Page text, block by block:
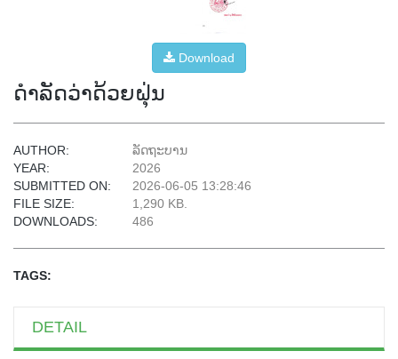
Download
ດຳລັດວ່າດ້ວຍຝຸ່ນ
AUTHOR:
ລັດຖະບານ
YEAR:
2026
SUBMITTED ON:
2026-06-05 13:28:46
FILE SIZE:
1,290 KB.
DOWNLOADS:
486
TAGS:
DETAIL